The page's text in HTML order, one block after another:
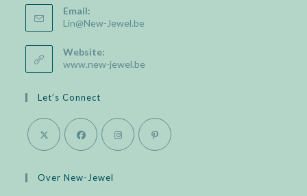
Email:
Lin@New-Jewel.be
Website:
www.new-jewel.be
Let’s Connect
in
in
in
Over New-Jewel